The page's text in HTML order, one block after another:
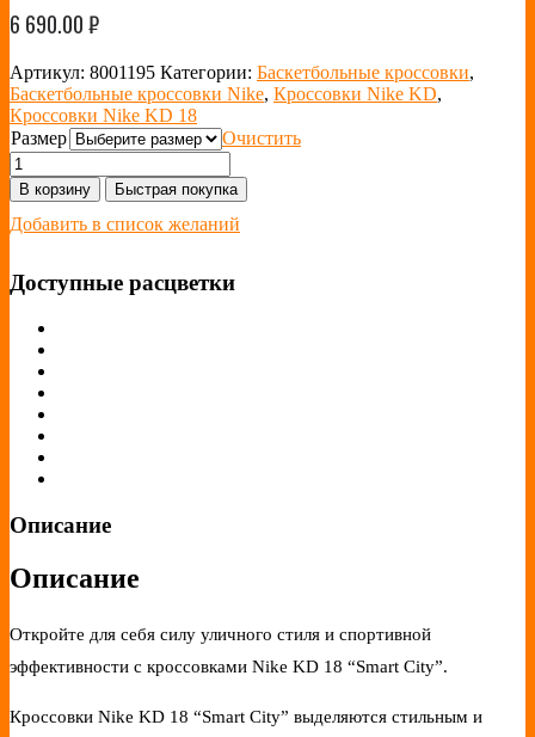
6 690.00₽
Артикул: 8001195 Категории: Баскетбольные кроссовки,
Баскетбольные кроссовки Nike, Кроссовки Nike KD,
Кроссовки Nike KD 18
Размер
Очистить
В корзину Быстрая покупка
Добавить в список желаний
Доступные расцветки
Описание
Описание
Откройте для себя силу уличного стиля и спортивной
эффективности с кроссовками Nike KD 18 “Smart City”.
Кроссовки Nike KD 18 “Smart City” выделяются стильным и